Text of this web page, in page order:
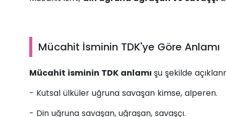
Mücahit İsminin TDK'ye Göre Anlamı
Mücahit isminin TDK anlamı şu şekilde
- Kutsal ülküler uğruna savaşan kimse, alperen.
- Din uğruna savaşan, uğraşan, savaşçı.